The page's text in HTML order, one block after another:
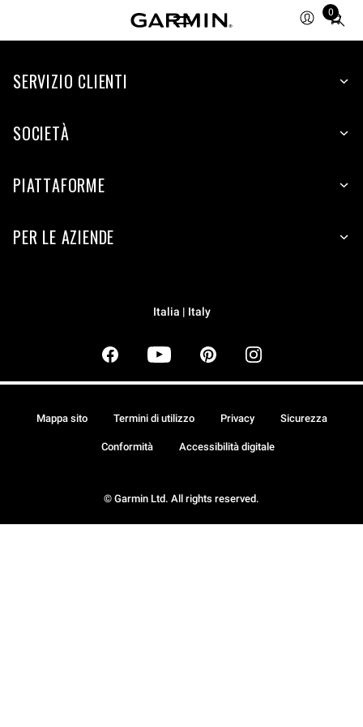
0
Total
items
cart:
SERVIZIO CLIENTI
SOCIETÀ
PIATTAFORME
PER LE AZIENDE
Italia | Italy
© Garmin Ltd. All rights reserved.
Mappa sito Termini di utilizzo Privacy Sicurezza
Conformità Accessibilità digitale